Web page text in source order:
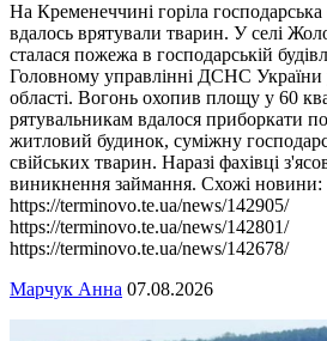
На Кременеччині горіла
вдалось врятували тварин. У селі
сталася пожежа в господарській
Головному управлінні ДСНС України
області. Вогонь охопив площу у 60
рятувальникам вдалося приборкати
житловий будинок, суміжну
свійських тварин. Наразі фахівці
виникнення займання. Схожі новини:
https://terminovo.te.ua/news/142905/
https://terminovo.te.ua/news/142801/
https://terminovo.te.ua/news/142678/
Марчук Анна 07.08.2026